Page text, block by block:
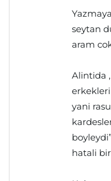
seytan
aram
Alintida
yani
hatali